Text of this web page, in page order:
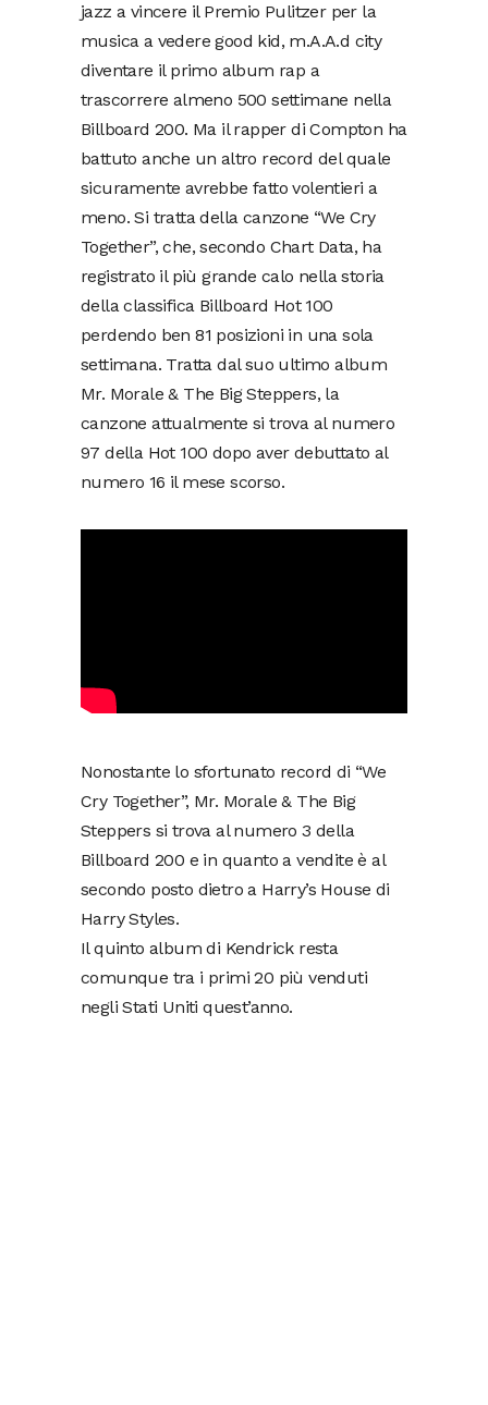
jazz a vincere il Premio Pulitzer per la
musica a vedere good kid, m.A.A.d city
diventare il primo album rap a
trascorrere almeno 500 settimane nella
Billboard 200. Ma il rapper di Compton ha
battuto anche un altro record del quale
sicuramente avrebbe fatto volentieri a
meno. Si tratta della canzone “We Cry
Together”, che, secondo Chart Data, ha
registrato il più grande calo nella storia
della classifica Billboard Hot 100
perdendo ben 81 posizioni in una sola
settimana. Tratta dal suo ultimo album
Mr. Morale & The Big Steppers, la
canzone attualmente si trova al numero
97 della Hot 100 dopo aver debuttato al
numero 16 il mese scorso.
Nonostante lo sfortunato record di “We
Cry Together”, Mr. Morale & The Big
Steppers si trova al numero 3 della
Billboard 200 e in quanto a vendite è al
secondo posto dietro a Harry’s House di
Harry Styles.
Il quinto album di Kendrick resta
comunque tra i primi 20 più venduti
negli Stati Uniti quest’anno.